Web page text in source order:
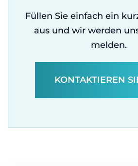
Füllen Sie einfach ein
aus und wir werden
melden.
KONTAKTIEREN